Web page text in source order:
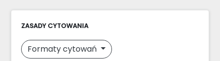
ZASADY CYTOWANIA
Formaty cytowań